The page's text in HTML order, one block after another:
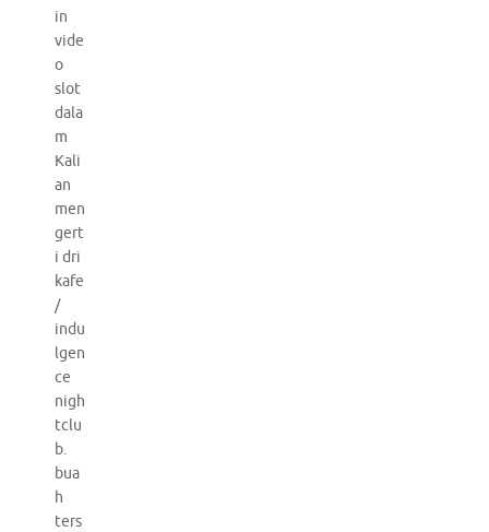
in
vide
o
slot
dala
m
Kali
an
men
gert
i dri
kafe
/
indu
lgen
ce
nigh
tclu
b.
bua
h
ters